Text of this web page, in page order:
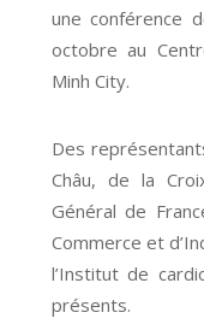
une conférence
octobre au
Minh City.
Des
Châu, de la
Général de
Commerce et
l’Institut de
présents.